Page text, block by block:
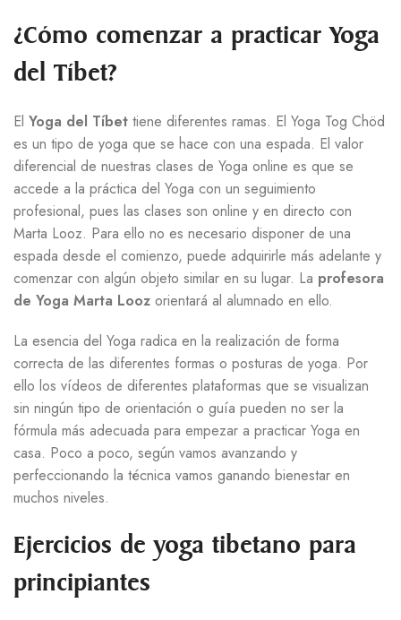
¿Cómo comenzar a practicar Yoga
del Tíbet?
El Yoga del Tíbet tiene diferentes ramas. El Yoga Tog Chöd
es un tipo de yoga que se hace con una espada. El valor
diferencial de nuestras clases de Yoga online es que se
accede a la práctica del Yoga con un seguimiento
profesional, pues las clases son online y en directo con
Marta Looz. Para ello no es necesario disponer de una
espada desde el comienzo, puede adquirirle más adelante y
comenzar con algún objeto similar en su lugar. La profesora
de Yoga Marta Looz orientará al alumnado en ello.
La esencia del Yoga radica en la realización de forma
correcta de las diferentes formas o posturas de yoga. Por
ello los vídeos de diferentes plataformas que se visualizan
sin ningún tipo de orientación o guía pueden no ser la
fórmula más adecuada para empezar a practicar Yoga en
casa. Poco a poco, según vamos avanzando y
perfeccionando la técnica vamos ganando bienestar en
muchos niveles.
Ejercicios de yoga tibetano para
principiantes